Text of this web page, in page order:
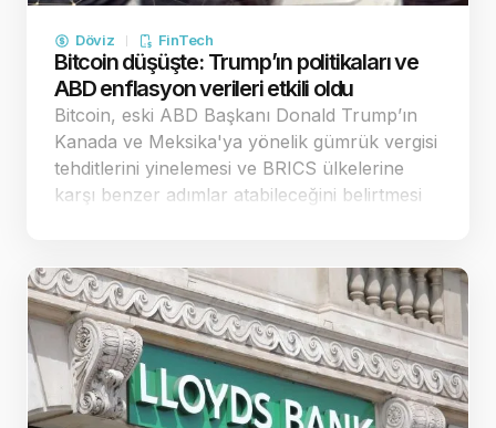
Döviz FinTech
Bitcoin düşüşte: Trump’ın politikaları ve
ABD enflasyon verileri etkili oldu
Bitcoin, eski ABD Başkanı Donald Trump’ın
Kanada ve Meksika'ya yönelik gümrük vergisi
tehditlerini yinelemesi ve BRICS ülkelerine
karşı benzer adımlar atabileceğini belirtmesi
verileri öncesinde temkinli bir duruş sergi…